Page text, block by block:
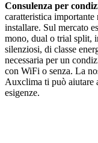
Consulenza per
caratteristica
installare. Sul mercato
mono, dual o trial split,
silenziosi, di classe
necessaria per un
con WiFi o senza. La
Auxclima ti può aiutare
esigenze.